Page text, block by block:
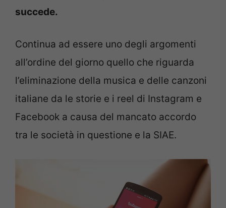
succede.
Continua ad essere uno degli argomenti
all’ordine del giorno quello che riguarda
l’eliminazione della musica e delle canzoni
italiane da le storie e i reel di Instagram e
Facebook a causa del mancato accordo
tra le società in questione e la SIAE.